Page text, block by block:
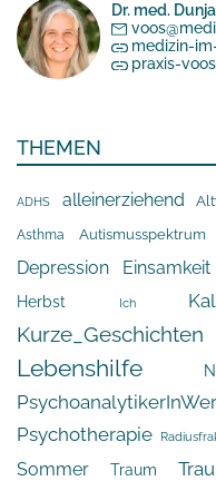
Dr. med.
medizin-
praxis-
THEMEN
ADHS alleinerziehend
Asthma Autismusspektrum
Depression Einsamkeit
Herbst Ich
Kurze_Geschichten
Lebenshilfe
Psychotherapie
Sommer Traum